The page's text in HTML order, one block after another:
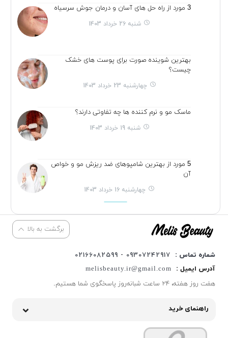
3 مورد از راه حل های آسان و درمان جوش سرسیاه
شنبه 26 خرداد 1403
بهترین شوینده صورت برای پوست های خشک
چیست؟
چهارشنبه 23 خرداد 1403
ماسک مو و نرم کننده ها چه تفاوتی دارند؟
شنبه 19 خرداد 1403
5 مورد از بهترین شامپوهای ضد ریزش مو و خواص
آن
چهارشنبه 16 خرداد 1403
برگشت به بالا
شماره تماس :
09307242917 - 02166082599
آدرس ایمیل :
melisbeauty.ir@gmail.com
هفت روز هفته، ۲۴ ساعت شبانه‌روز پاسخگوی شما هستیم.
راهنمای خرید